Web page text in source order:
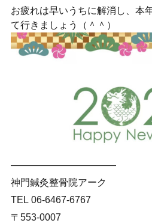
お疲れは早いうちに解消し、本
て行きましょう（＾＾）
———————————
神門鍼灸整骨院アーク
TEL 06-6467-6767
〒553-0007